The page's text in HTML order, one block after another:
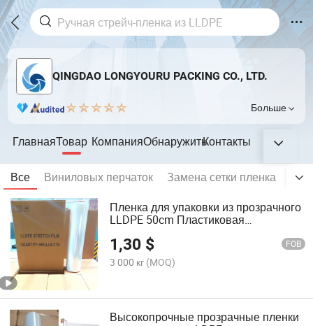
QINGDAO LONGYOURU PACKING CO., LTD.
Больше
ГлавнаяТовар КомпанияОбнаружитьКонтакты
Все Виниловых перчаток Замена сетки пленка
Пленка для упаковки из прозрачного
LLDPE 50cm Пластиковая
1,30 $ FOB
3 000 кг (MOQ)
Высокопрочные прозрачные пленки